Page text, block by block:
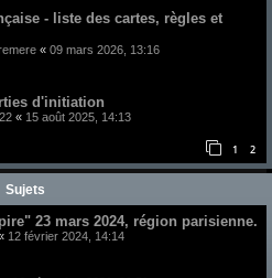
- liste des cartes, règles et
« 09 mars 2026, 13:16
d'initiation
« 15 août 2025, 14:13
1 2
Sujets
23 mars 2024, région parisienne.
12 février 2024, 14:14